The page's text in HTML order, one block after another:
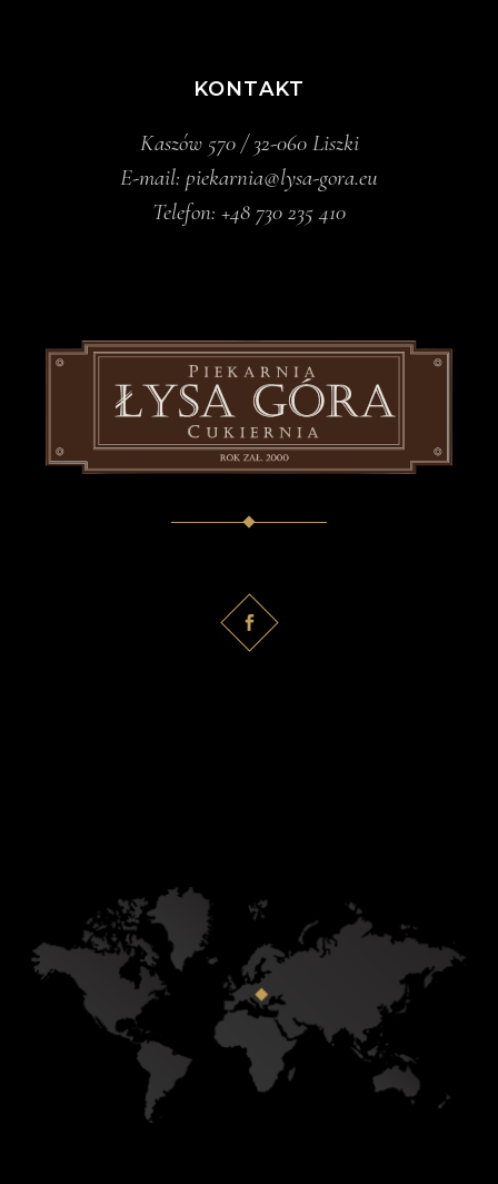
KONTAKT
Kaszów 570 / 32-060 Liszki
E-mail: piekarnia@lysa-gora.eu
Telefon: +48 730 235 410